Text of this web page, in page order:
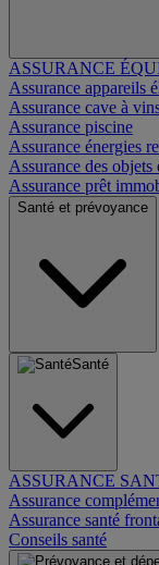
ASSURANCE
Assurance appareils
Assurance cave à
Assurance piscine
Assurance énergies
Assurance des
Assurance prêt
Santé et prévoyance
Santé
ASSURANCE
Assurance
Assurance santé
Conseils santé